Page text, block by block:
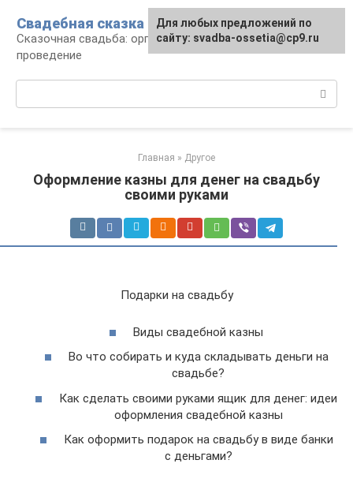
контенту
Свадебная сказка
Сказочная свадьба: организация и
проведение
Главная » Другое
Оформление казны для денег на свадьбу
своими руками
Подарки на свадьбу
Виды свадебной казны
Во что собирать и куда складывать деньги на
свадьбе?
Как сделать своими руками ящик для денег: идеи
оформления свадебной казны
Как оформить подарок на свадьбу в виде банки
с деньгами?
Для любых предложений по
сайту: svadba-ossetia@cp9.ru